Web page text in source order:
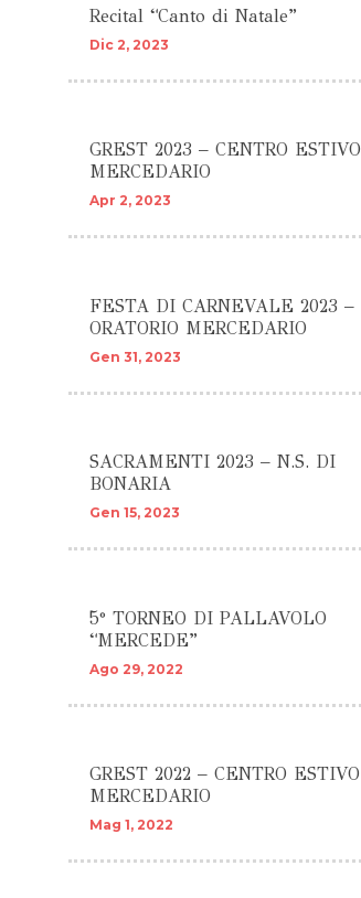
Recital “Canto di Natale”
Dic 2, 2023
GREST 2023 – CENTRO ESTIVO
MERCEDARIO
Apr 2, 2023
FESTA DI CARNEVALE 2023 –
ORATORIO MERCEDARIO
Gen 31, 2023
SACRAMENTI 2023 – N.S. DI
BONARIA
Gen 15, 2023
5° TORNEO DI PALLAVOLO
“MERCEDE”
Ago 29, 2022
GREST 2022 – CENTRO ESTIVO
MERCEDARIO
Mag 1, 2022